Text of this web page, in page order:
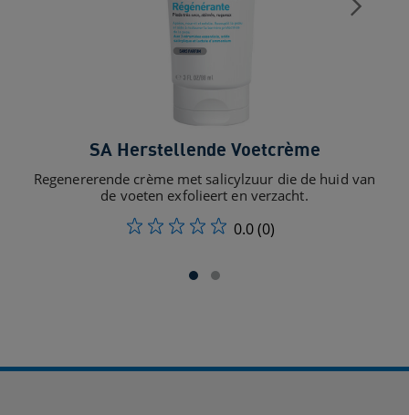
SA Herstellende Voetcrème
Regenererende crème met salicylzuur die de huid van
de voeten exfolieert en verzacht.
0.0(0)